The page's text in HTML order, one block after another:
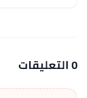
0 التعليقات